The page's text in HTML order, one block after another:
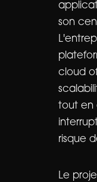
son
cloud
tout en
risque
Le